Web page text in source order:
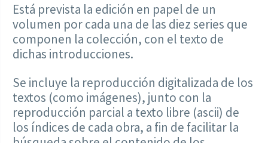
Está prevista la edición en papel de un
volumen por cada una de las diez series que
componen la colección, con el texto de
dichas introducciones.
Se incluye la reproducción digitalizada de los
textos (como imágenes), junto con la
reproducción parcial a texto libre (ascii) de
los índices de cada obra, a fin de facilitar la